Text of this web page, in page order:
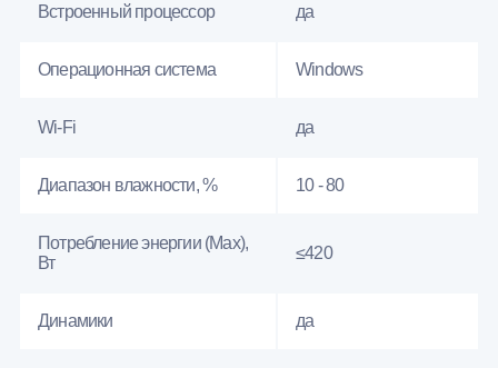
Встроенный процессор да
Операционная система Windows
Wi-Fi да
Диапазон влажности, % 10 - 80
Потребление энергии (Max),
Вт
≤420
Динамики да